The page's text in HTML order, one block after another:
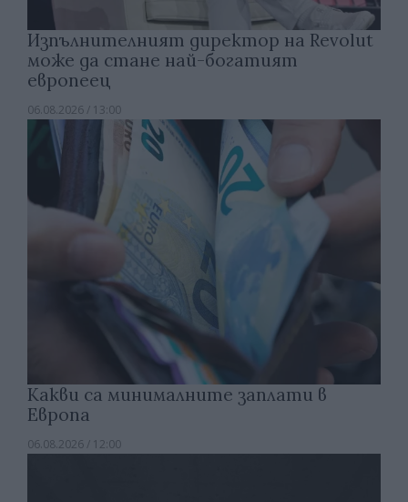
Изпълнителният директор на Revolut
може да стане най-богатият
европеец
06.08.2026 / 13:00
Какви са минималните заплати в
Европа
06.08.2026 / 12:00